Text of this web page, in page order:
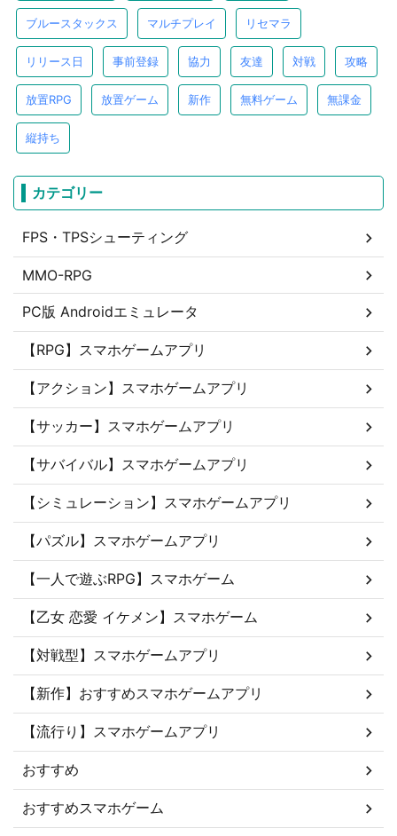
ブルースタックス マルチプレイ リセマラ
リリース日 事前登録 協力 友達 対戦 攻略
放置RPG 放置ゲーム 新作 無料ゲーム 無課金
縦持ち
カテゴリー
FPS・TPSシューティング
MMO-RPG
PC版 Androidエミュレータ
【RPG】スマホゲームアプリ
【アクション】スマホゲームアプリ
【サッカー】スマホゲームアプリ
【サバイバル】スマホゲームアプリ
【シミュレーション】スマホゲームアプリ
【パズル】スマホゲームアプリ
【一人で遊ぶRPG】スマホゲーム
【乙女 恋愛 イケメン】スマホゲーム
【対戦型】スマホゲームアプリ
【新作】おすすめスマホゲームアプリ
【流行り】スマホゲームアプリ
おすすめ
おすすめスマホゲーム